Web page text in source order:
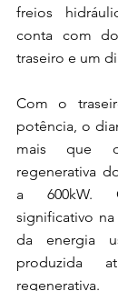
freios
conta com
traseiro e um
Com o
potência, o
mais que
regenerativa
a 600kW.
significativo
da energia
produzida
regenerativa.